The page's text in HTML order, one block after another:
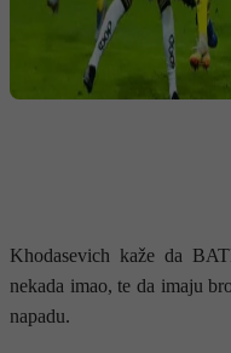
Khodasevich kaže da
nekada imao, te da imaju
napadu.